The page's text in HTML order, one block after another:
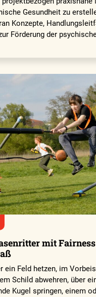
Gesundheit zu
Konzepte,
Förderung der
mit
ein Feld hetzen, im
Schild abwehren, über
Kugel springen, einem